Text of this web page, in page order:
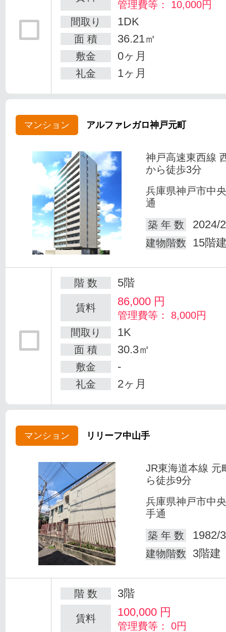
管理費等： 10,000円
間取り
1DK
面 積 36.21㎡
敷金 0ヶ月
礼金 1ヶ月
マンション アルファレガロ神戸元町
神戸高速東西線
から徒歩3分
兵庫県神戸市中
通
築 年 数
2024/
建物階数 15階
階 数 5階
賃料 86,000 円
管理費等： 8,000円
間取り
1K
面 積 30.3㎡
敷金 -
礼金 2ヶ月
マンション リリーフ中山手
JR東海道本線 元
ら徒歩9分
兵庫県神戸市中
手通
築 年 数
1982/
建物階数 3階建
階 数 3階
賃料 100,000 円
管理費等： 0円